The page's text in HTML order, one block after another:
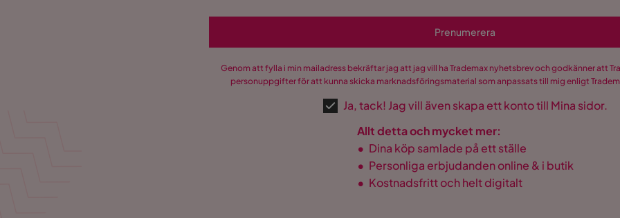
Prenumerera
Genom att fylla i min mailadress bekräftar jag att jag vill ha Trademax nyhetsbrev och godkänner att
personuppgifter för att kunna skicka marknadsföringsmaterial som anpassats till mig enligt
Ja, tack! Jag vill även skapa ett konto till Mina sidor.
Allt detta och mycket mer:
• Dina köp samlade på ett ställe
• Personliga erbjudanden online & i butik
• Kostnadsfritt och helt digitalt